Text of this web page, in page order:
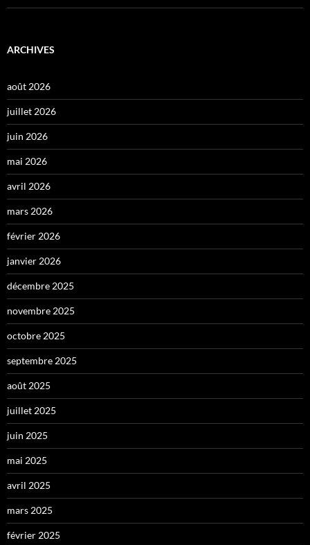
ARCHIVES
août 2026
juillet 2026
juin 2026
mai 2026
avril 2026
mars 2026
février 2026
janvier 2026
décembre 2025
novembre 2025
octobre 2025
septembre 2025
août 2025
juillet 2025
juin 2025
mai 2025
avril 2025
mars 2025
février 2025